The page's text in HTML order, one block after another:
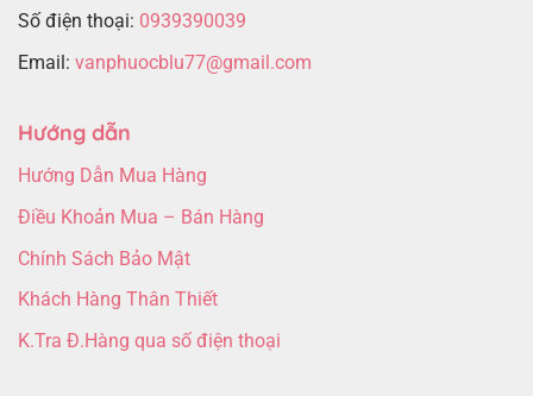
Số điện thoại: 0939390039
Email: vanphuocblu77@gmail.com
Hướng dẫn
Hướng Dẫn Mua Hàng
Điều Khoản Mua – Bán Hàng
Chính Sách Bảo Mật
Khách Hàng Thân Thiết
K.Tra Đ.Hàng qua số điện thoại